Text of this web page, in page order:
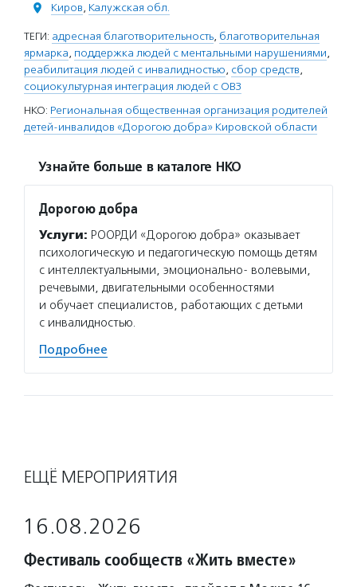
Киров, Калужская обл.
ТЕГИ: адресная благотворительность, благотворительная
ярмарка, поддержка людей с ментальными нарушениями,
реабилитация людей с инвалидностью, сбор средств,
социокультурная интеграция людей с ОВЗ
НКО: Региональная общественная организация родителей
детей-инвалидов «Дорогою добра» Кировской области
Узнайте больше в каталоге НКО
Дорогою добра
Услуги: РООРДИ «Дорогою добра» оказывает
психологическую и педагогическую помощь детям
с интеллектуальными, эмоционально- волевыми,
речевыми, двигательными особенностями
и обучает специалистов, работающих с детьми
с инвалидностью.
Подробнее
ЕЩЁ МЕРОПРИЯТИЯ
16.08.2026
Фестиваль сообществ «Жить вместе»